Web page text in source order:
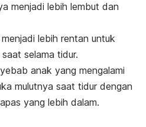
menjadi lebih lembut dan
lebih rentan untuk
selama tidur.
anak yang mengalami
mulutnya saat tidur dengan
yang lebih dalam.